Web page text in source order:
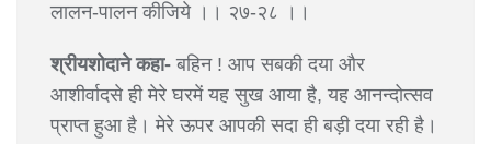
लालन-पालन कीजिये ।। २७-२८ ।।
श्रीयशोदाने कहा- बहिन ! आप सबकी दया और
आशीर्वादसे ही मेरे घरमें यह सुख आया है, यह आनन्दोत्सव
प्राप्त हुआ है। मेरे ऊपर आपकी सदा ही बड़ी दया रही है।